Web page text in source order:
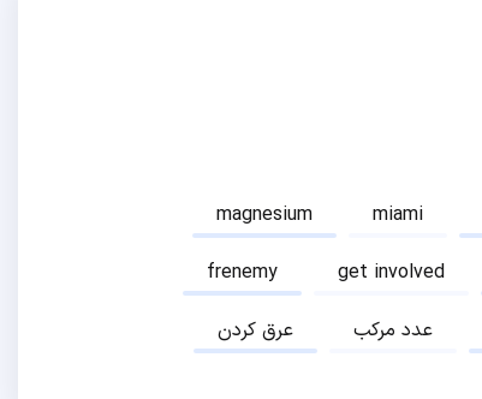
magnesium miami
frenemy
get involved
عرق کردن
عدد مرکب